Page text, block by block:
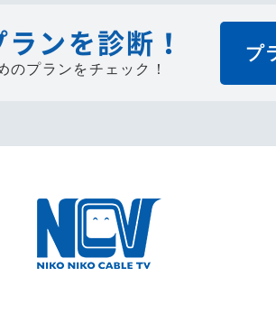
ンを診断！
のプランをチェック！
プ